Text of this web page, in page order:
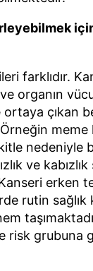
farklıdır.
organın
çıkan
meme
nedeniyle
ve
erken
rutin
grubuna